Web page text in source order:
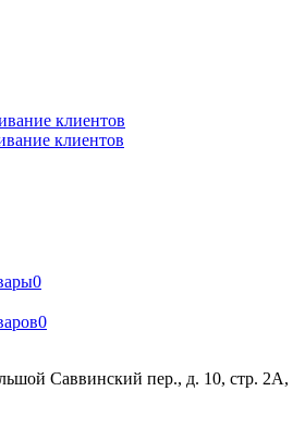
клиентов
клиентов
0
0
Саввинский пер., д. 10, стр. 2А,